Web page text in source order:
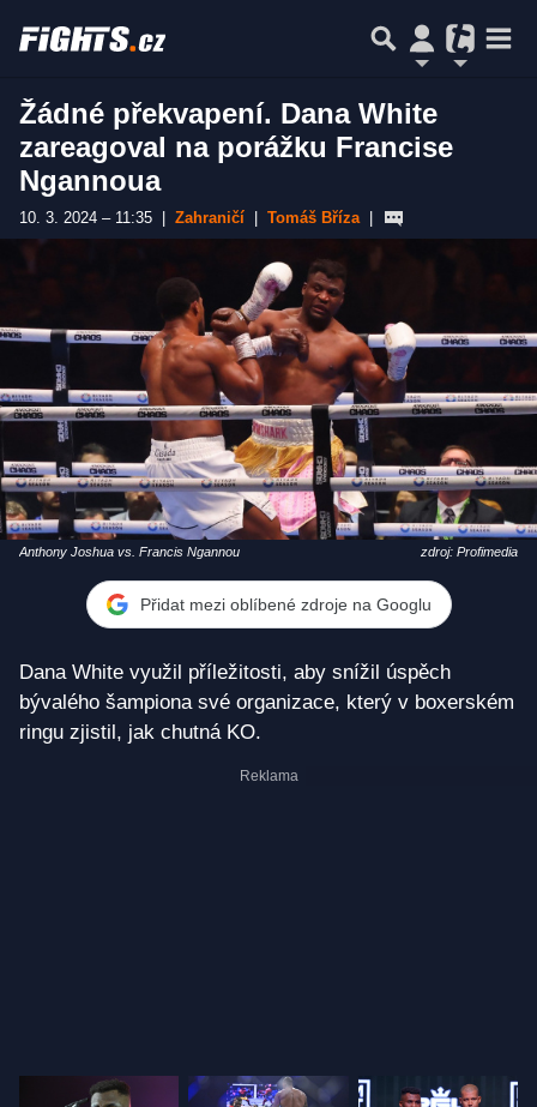
Žádné překvapení. Dana White
zareagoval na porážku Francise
Ngannoua
10. 3. 2024 – 11:35 Zahraničí Tomáš Bříza
Anthony Joshua vs. Francis Ngannou zdroj: Profimedia
Přidat mezi oblíbené zdroje na Googlu
Dana White využil příležitosti, aby snížil úspěch
bývalého šampiona své organizace, který v boxerském
ringu zjistil, jak chutná KO.